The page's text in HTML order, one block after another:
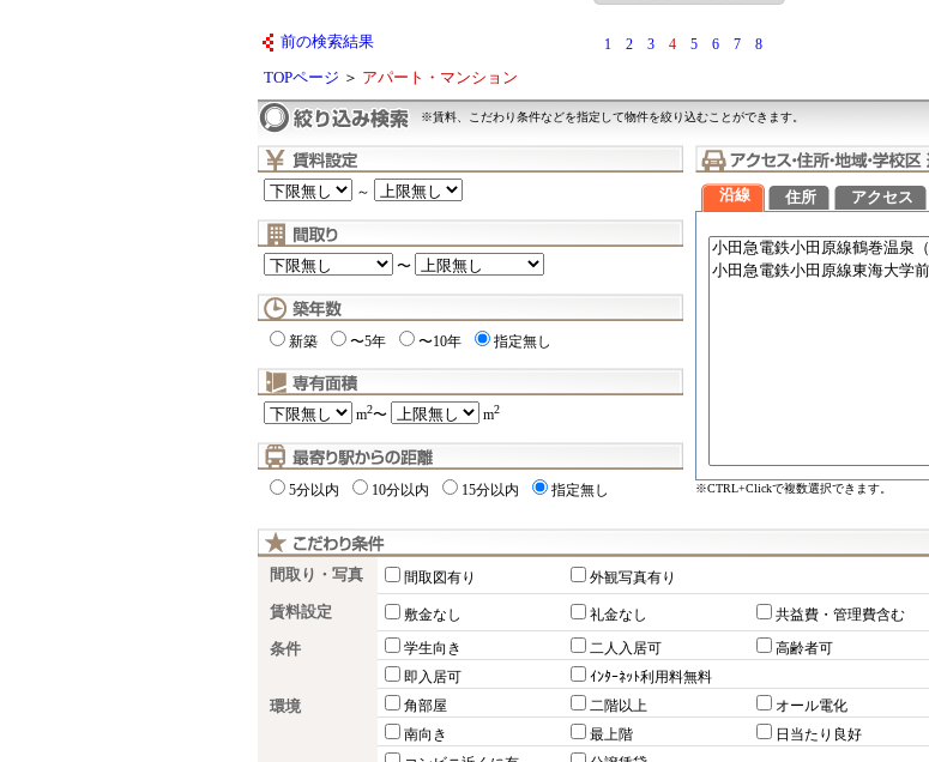
前の検索結果 1 2 3 4 5 6 7 8
TOPページ ＞ アパート・マンション
※賃料、こだわり条件などを指定して物件を絞り込むことができます。
～
〜
新築 〜5年 〜10年 指定無し
m2〜 m2
5分以内 10分以内 15分以内 指定無し
沿線 住所 アクセス
※CTRL+Clickで複数選択できます。
間取り・写真 間取図有り 外観写真有り
賃料設定 敷金なし 礼金なし 共益費・管理費含む
条件 学生向き 二人入居可 高齢者可
即入居可
ｲﾝﾀｰﾈｯﾄ利用料無料
環境 角部屋 二階以上 オール電化
南向き
最上階 日当たり良好